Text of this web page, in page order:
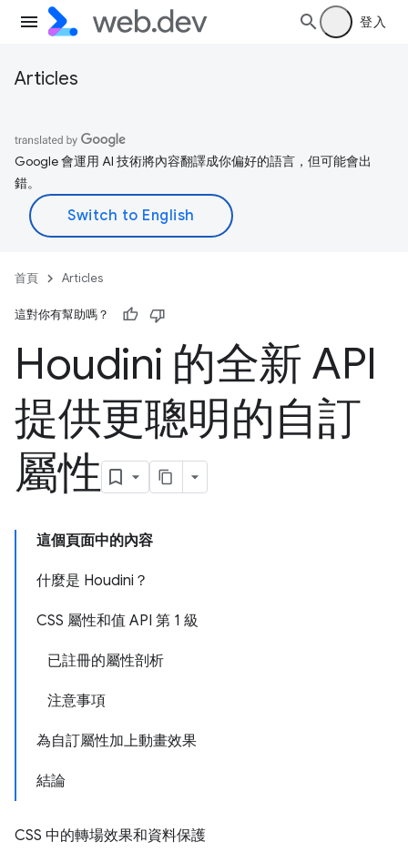
登入
Articles
Google 會運用 AI 技術將內容翻譯成你偏好的語言，但可能會出
錯。
首頁 Articles
這對你有幫助嗎？
Houdini 的全新 API
提供更聰明的自訂
屬性
這個頁面中的內容
什麼是 Houdini？
CSS 屬性和值 API 第 1 級
已註冊的屬性剖析
注意事項
為自訂屬性加上動畫效果
結論
CSS 中的轉場效果和資料保護